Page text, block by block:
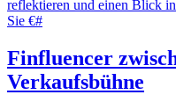
reflektieren und einen Blick
Sie €#
Finfluencer
Verkaufsbühne